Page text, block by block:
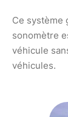
Ce système
sonomètre
véhicule
véhicules.